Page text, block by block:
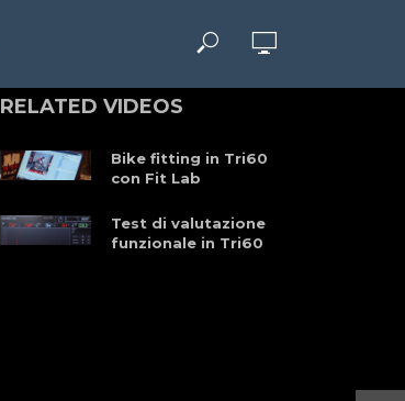
RELATED VIDEOS
Bike fitting in Tri60
con Fit Lab
Test di valutazione
funzionale in Tri60